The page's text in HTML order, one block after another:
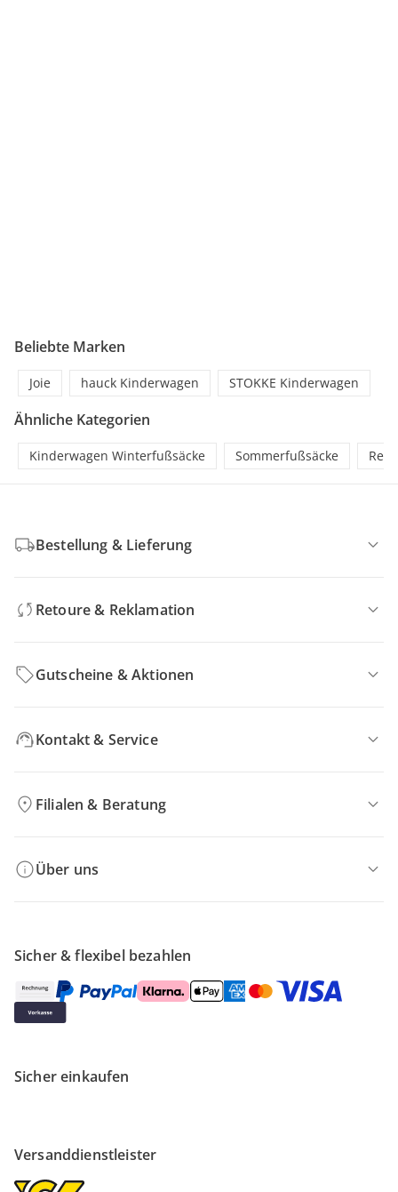
Beliebte Marken
Joie hauck Kinderwagen STOKKE Kinderwagen
Ähnliche Kategorien
Kinderwagen Winterfußsäcke Sommerfußsäcke
Bestellung & Lieferung
Retoure & Reklamation
Gutscheine & Aktionen
Kontakt & Service
Filialen & Beratung
Über uns
Sicher & flexibel bezahlen
Sicher einkaufen
Versanddienstleister